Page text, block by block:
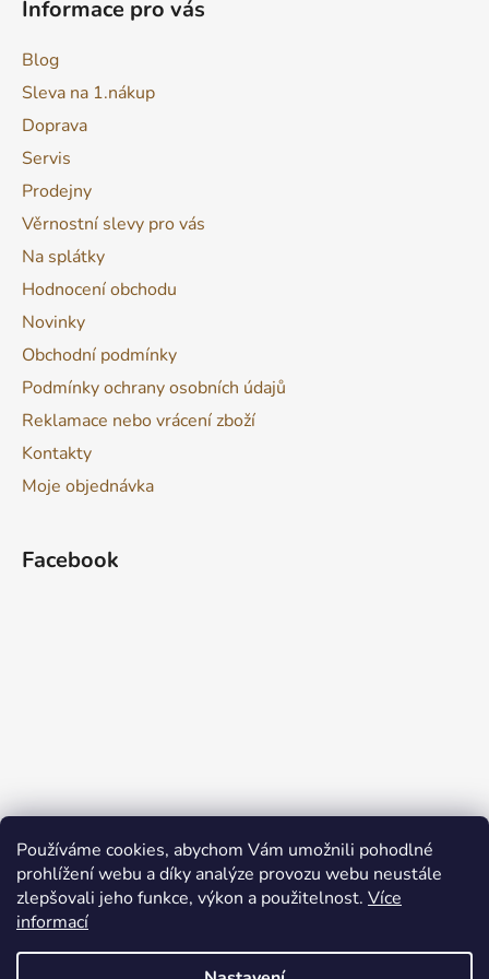
Používáme cookies, abychom Vám umožnili pohodlné
prohlížení webu a díky analýze provozu webu neustále
zlepšovali jeho funkce, výkon a použitelnost. Více
informací
Informace pro vás
Blog
Sleva na 1.nákup
Doprava
Servis
Prodejny
Věrnostní slevy pro vás
Na splátky
Hodnocení obchodu
Novinky
Obchodní podmínky
Podmínky ochrany osobních údajů
Reklamace nebo vrácení zboží
Kontakty
Moje objednávka
Facebook